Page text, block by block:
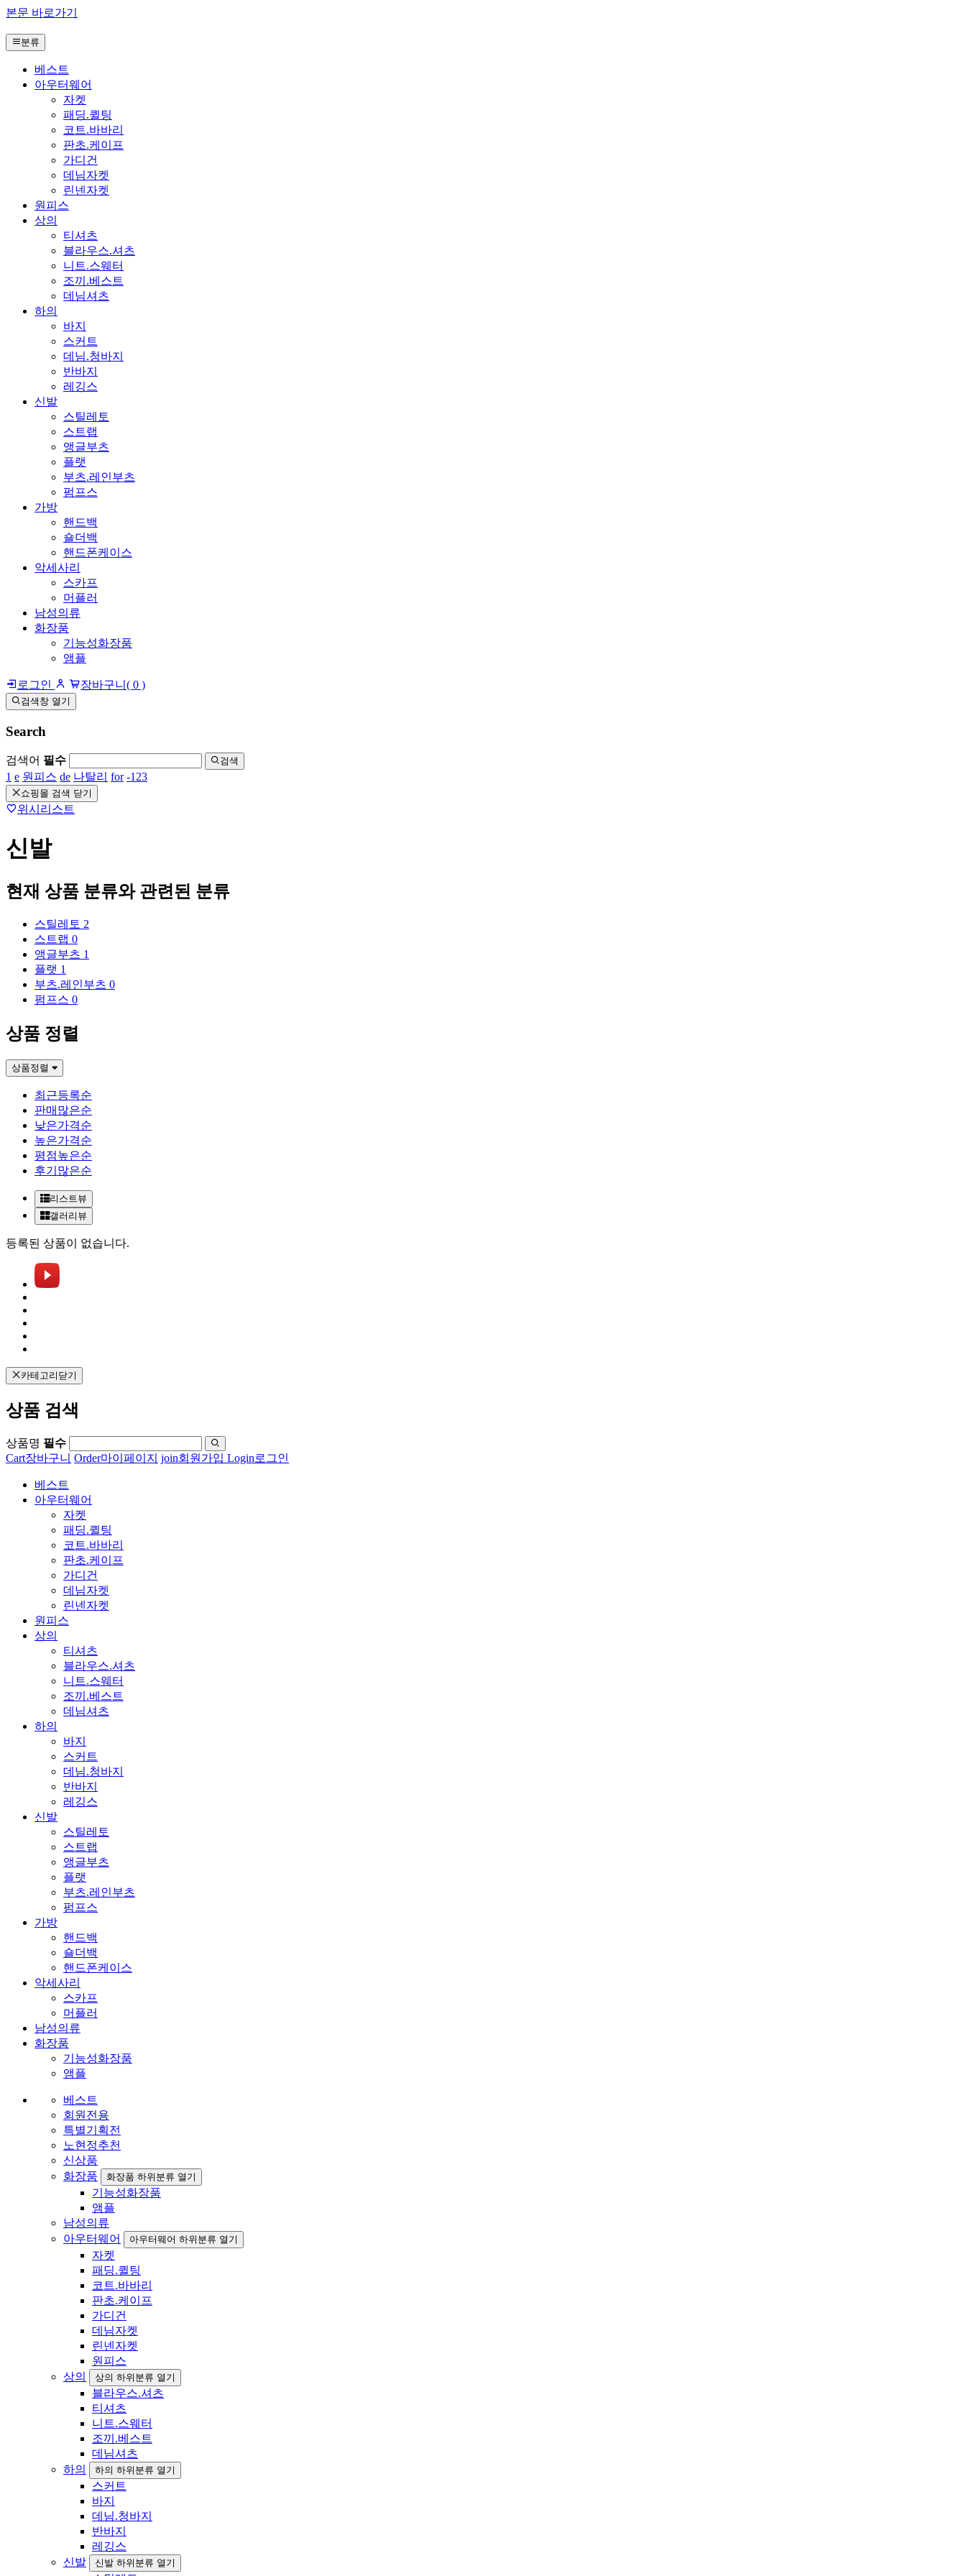
본문 바로가기
분류
베스트
아우터웨어
자켓
패딩.퀼팅
코트.바바리
판초.케이프
가디건
데님자켓
린넨자켓
원피스
상의
티셔츠
블라우스.셔츠
니트.스웨터
조끼.베스트
데님셔츠
하의
바지
스커트
데님.청바지
반바지
레깅스
신발
스틸레토
스트랩
앵글부츠
플랫
부츠.레인부츠
펌프스
가방
핸드백
숄더백
핸드폰케이스
악세사리
스카프
머플러
남성의류
화장품
기능성화장품
앰플
로그인 장바구니 ( 0 )
검색창 열기
Search
검색어 필수 검색
1 e 원피스 de 나탈리 for -123
쇼핑몰 검색 닫기
위시리스트
신발
현재 상품 분류와 관련된 분류
스틸레토 2
스트랩 0
앵글부츠 1
플랫 1
부츠.레인부츠 0
펌프스 0
상품 정렬
상품정렬
최근등록순
판매많은순
낮은가격순
높은가격순
평점높은순
후기많은순
리스트뷰
갤러리뷰
등록된 상품이 없습니다.
카테고리닫기
상품 검색
상품명 필수
Cart장바구니 Order마이페이지 join회원가입 Login로그인
베스트
아우터웨어
자켓
패딩.퀼팅
코트.바바리
판초.케이프
가디건
데님자켓
린넨자켓
원피스
상의
티셔츠
블라우스.셔츠
니트.스웨터
조끼.베스트
데님셔츠
하의
바지
스커트
데님.청바지
반바지
레깅스
신발
스틸레토
스트랩
앵글부츠
플랫
부츠.레인부츠
펌프스
가방
핸드백
숄더백
핸드폰케이스
악세사리
스카프
머플러
남성의류
화장품
기능성화장품
앰플
베스트
회원전용
특별기획전
노현정추천
신상품
화장품
화장품 하위분류 열기
기능성화장품
앰플
남성의류
아우터웨어
아우터웨어 하위분류 열기
자켓
패딩.퀼팅
코트.바바리
판초.케이프
가디건
데님자켓
린넨자켓
원피스
상의
상의 하위분류 열기
블라우스.셔츠
티셔츠
니트.스웨터
조끼.베스트
데님셔츠
하의
하의 하위분류 열기
스커트
바지
데님.청바지
반바지
레깅스
신발
신발 하위분류 열기